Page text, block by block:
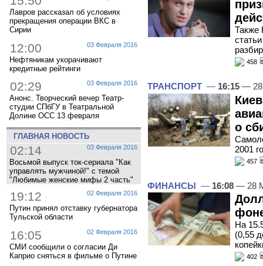
Лавров рассказал об условиях
прекращения операции ВКС в
Сирии
03 Февраля 2016
12:00
Нефтяникам укорачивают
кредитные рейтинги
03 Февраля 2016
02:29
Анонс. Творческий вечер Театр-
студии СПбГУ в Театральной
Долине ОСС 13 февраля
ГЛАВНАЯ НОВОСТЬ
03 Февраля 2016
02:14
Восьмой выпуск ток-сериала "Как
управлять мужчиной!" с темой
"Любимые женские мифы 2 часть"
02 Февраля 2016
19:12
Путин принял отставку губернатора
Тульской области
02 Февраля 2016
16:05
СМИ сообщили о согласии Ди
Каприо сняться в фильме о Путине
Также
458
ТРАНСПОРТ — 16:15 —
о
2001
457
ФИНАНСЫ — 16:08 — 28
На
(0,55
402